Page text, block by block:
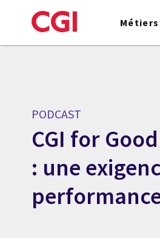
to
PODCAST
CGI for
: une